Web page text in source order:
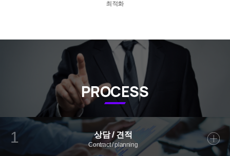
제공
PROCESS
1 상담 / 견적
Contract / planning